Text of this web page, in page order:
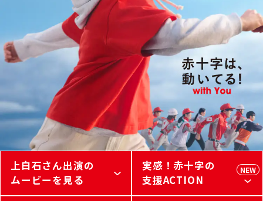
上白石さん出演の
ムービーを見る
実感！赤十字の
支援ACTION
NEW